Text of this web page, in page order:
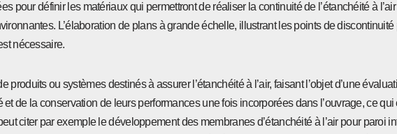
pour définir les matériaux qui permettront de réaliser la continuité de l’étanchéité à
L’élaboration de plans à grande échelle, illustrant les points de
nécessaire.
produits ou systèmes destinés à assurer l’étanchéité à l’air, faisant l’objet d’une
de la conservation de leurs performances une fois incorporées dans l’ouvrage, ce
citer par exemple le développement des membranes d’étanchéité à l’air pour paroi